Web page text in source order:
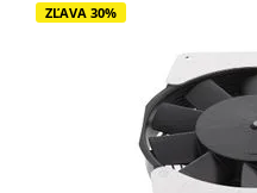
ZĽAVA 30%